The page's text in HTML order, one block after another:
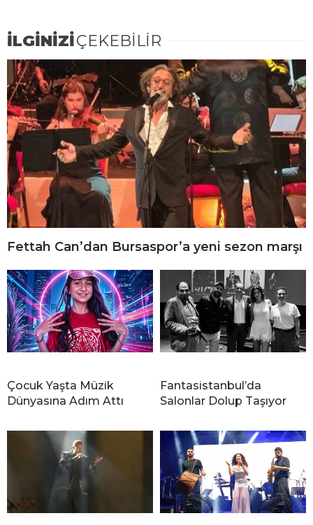
İLGİNİZİÇEKEBİLİR
Fettah Can’dan Bursaspor’a yeni sezon marşı
Çocuk Yaşta Müzik
Dünyasına Adım Attı
Fantasistanbul’da
Salonlar Dolup Taşıyor